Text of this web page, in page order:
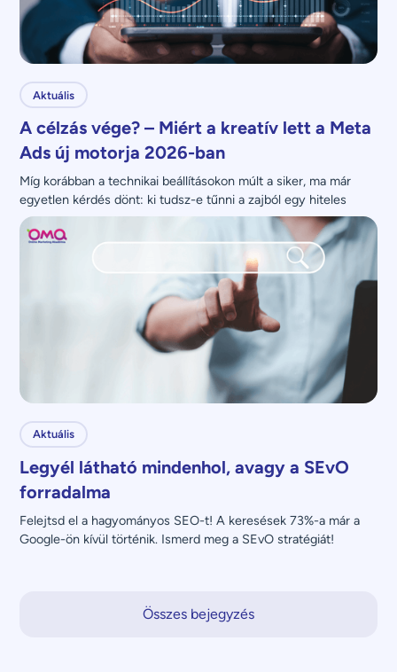
Aktuális
A célzás vége? – Miért a kreatív lett a Meta
Ads új motorja 2026-ban
Míg korábban a technikai beállításokon múlt a siker, ma már
egyetlen kérdés dönt: ki tudsz-e tűnni a zajból egy hiteles
üzenettel?
Aktuális
Legyél látható mindenhol, avagy a SEvO
forradalma
Felejtsd el a hagyományos SEO-t! A keresések 73%-a már a
Google-ön kívül történik. Ismerd meg a SEvO stratégiát!
Összes bejegyzés